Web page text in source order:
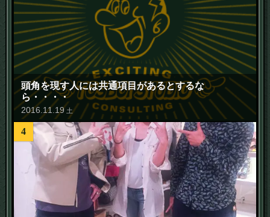
頭角を現す人には共通項目があるとするな
ら・・・・
2016 11 19 土
4